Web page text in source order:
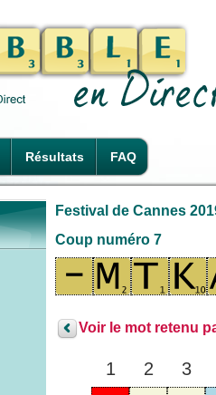
Résultats FAQ
Festival de Cannes
Coup numéro 7
Voir le mot retenu
1 2 3